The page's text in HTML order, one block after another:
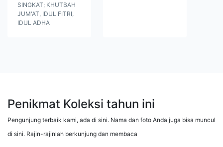
SINGKAT; KHUTBAH
JUM'AT, IDUL FITRI,
IDUL ADHA
Penikmat Koleksi tahun ini
Pengunjung terbaik kami, ada di sini. Nama dan foto Anda juga bisa muncul
di sini. Rajin-rajinlah berkunjung dan membaca